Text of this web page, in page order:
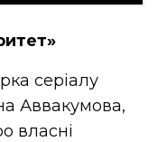
серіалу
Аввакумова,
власні